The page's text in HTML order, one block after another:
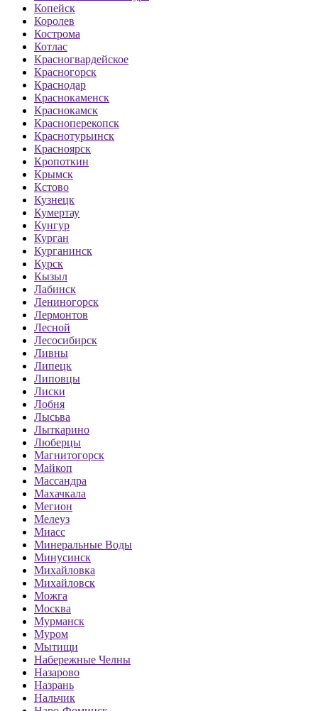
Копейск
Королев
Кострома
Котлас
Красногвардейское
Красногорск
Краснодар
Краснокаменск
Краснокамск
Красноперекопск
Краснотурьинск
Красноярск
Кропоткин
Крымск
Кстово
Кузнецк
Кумертау
Кунгур
Курган
Курганинск
Курск
Кызыл
Лабинск
Лениногорск
Лермонтов
Лесной
Лесосибирск
Ливны
Липецк
Липовцы
Лиски
Лобня
Лысьва
Лыткарино
Люберцы
Магнитогорск
Майкоп
Массандра
Махачкала
Мегион
Мелеуз
Миасс
Минеральные Воды
Минусинск
Михайловка
Михайловск
Можга
Москва
Мурманск
Муром
Мытищи
Набережные Челны
Назарово
Назрань
Нальчик